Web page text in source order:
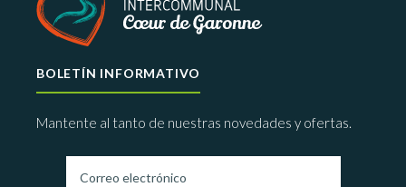
BOLETÍN INFORMATIVO
Mantente al tanto de nuestras novedades y ofertas.